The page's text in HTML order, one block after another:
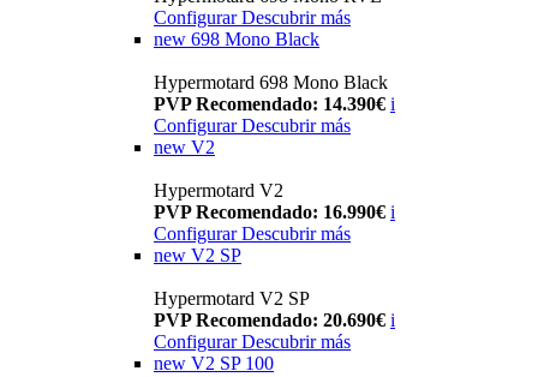
Configurar Descubrir más
new 698 Mono Black
Hypermotard 698 Mono Black
PVP Recomendado: 14.390€ i
Configurar Descubrir más
new V2
Hypermotard V2
PVP Recomendado: 16.990€ i
Configurar Descubrir más
new V2 SP
Hypermotard V2 SP
PVP Recomendado: 20.690€ i
Configurar Descubrir más
new V2 SP 100